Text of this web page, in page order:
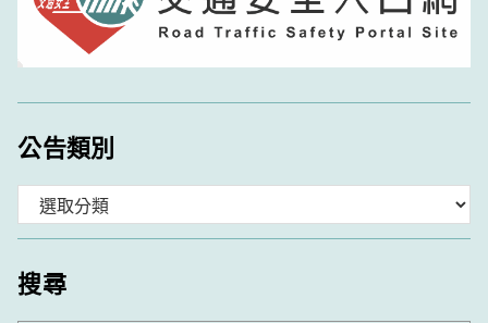
公告類別
類
搜尋